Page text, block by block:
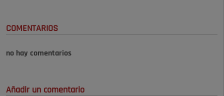
COMENTARIOS
no hay comentarios
Añadir un comentario